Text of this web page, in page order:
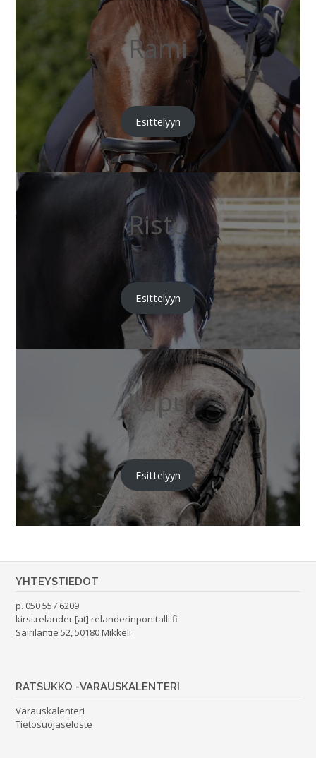
Rami
Esittelyyn
Risto
Esittelyyn
Kapu
Esittelyyn
YHTEYSTIEDOT
p. 050 557 6209
kirsi.relander [at] relanderinponitalli.fi
Sairilantie 52, 50180 Mikkeli
RATSUKKO -VARAUSKALENTERI
Varauskalenteri
Tietosuojaseloste